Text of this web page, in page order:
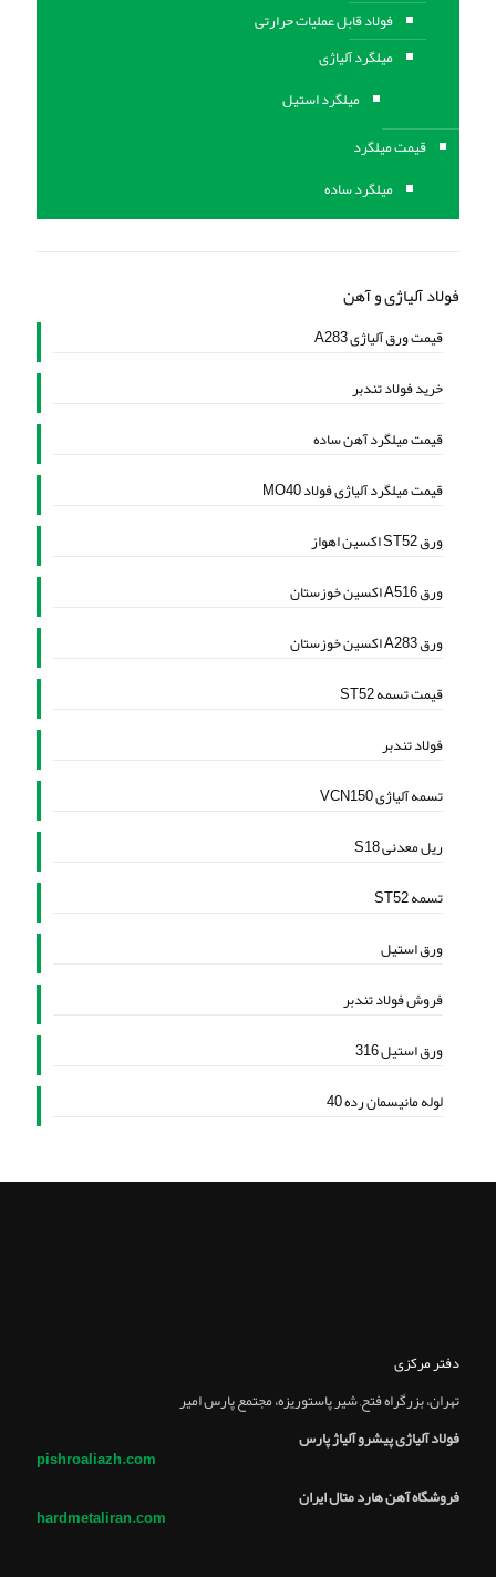
فولاد قابل عملیات حرارتی
ميلگرد آلیاژی
میلگرد استیل
قیمت میلگرد
میلگرد ساده
فولاد آلیاژی و آهن
قیمت ورق آلیاژی A283
خرید فولاد تندبر
قیمت میلگرد آهن ساده
قیمت میلگرد آلیاژی فولاد MO40
ورق ST52 اکسین اهواز
ورق A516 اکسین خوزستان
ورق A283 اکسین خوزستان
قیمت تسمه ST52
فولاد تندبر
تسمه آلیاژی VCN150
ریل معدنی S18
تسمه ST52
ورق استیل
فروش فولاد تندبر
ورق استیل 316
لوله مانیسمان رده 40
دفتر مرکزی
تهران، بزرگراه فتح, شير پاستوريزه، مجتمع پارس امير
فولاد آلیاژی پیشرو آلیاژ پارس
pishroaliazh.com
فروشگاه آهن هارد متال ایران
hardmetaliran.com